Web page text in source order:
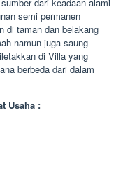
semi permanen
di taman dan belakang
namun juga saung
di Villa yang
berbeda dari dalam
Usaha :